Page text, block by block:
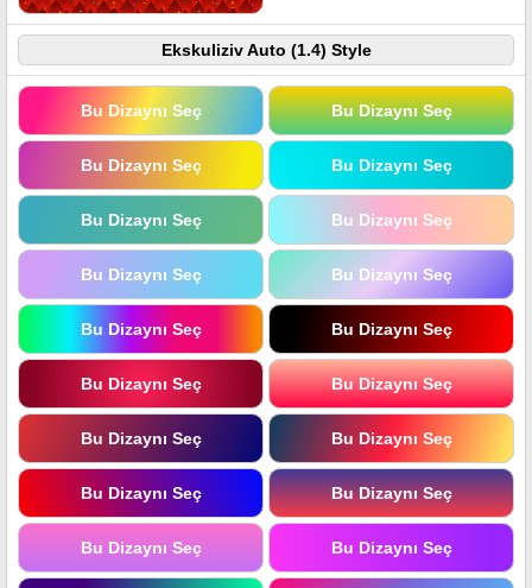
Ekskuliziv Auto (1.4) Style
Bu Dizaynı Seç Bu Dizaynı Seç
Bu Dizaynı Seç Bu Dizaynı Seç
Bu Dizaynı Seç Bu Dizaynı Seç
Bu Dizaynı Seç Bu Dizaynı Seç
Bu Dizaynı Seç Bu Dizaynı Seç
Bu Dizaynı Seç Bu Dizaynı Seç
Bu Dizaynı Seç Bu Dizaynı Seç
Bu Dizaynı Seç Bu Dizaynı Seç
Bu Dizaynı Seç Bu Dizaynı Seç